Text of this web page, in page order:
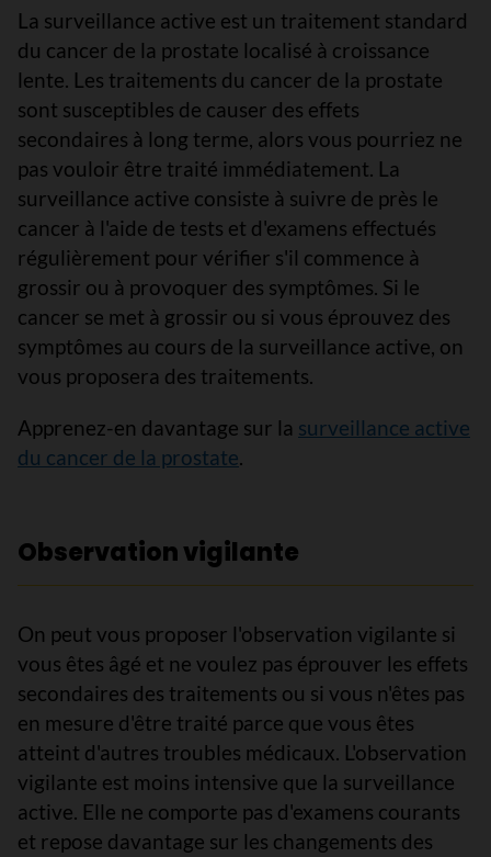
La surveillance active est un traitement standard
du cancer de la prostate localisé à croissance
lente. Les traitements du cancer de la prostate
sont susceptibles de causer des effets
secondaires à long terme, alors vous pourriez ne
pas vouloir être traité immédiatement. La
surveillance active consiste à suivre de près le
cancer à l'aide de tests et d'examens effectués
régulièrement pour vérifier s'il commence à
grossir ou à provoquer des symptômes. Si le
cancer se met à grossir ou si vous éprouvez des
symptômes au cours de la surveillance active, on
vous proposera des traitements.
Apprenez-en davantage sur la surveillance active
du cancer de la prostate.
Observation vigilante
On peut vous proposer l'observation vigilante si
vous êtes âgé et ne voulez pas éprouver les effets
secondaires des traitements ou si vous n'êtes pas
en mesure d'être traité parce que vous êtes
atteint d'autres troubles médicaux. L'observation
vigilante est moins intensive que la surveillance
active. Elle ne comporte pas d'examens courants
et repose davantage sur les changements des